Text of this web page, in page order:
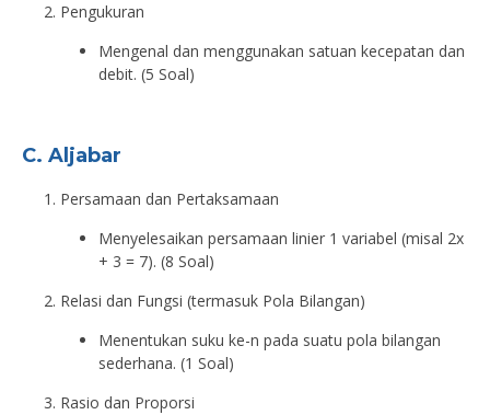
Pengukuran
Mengenal dan menggunakan satuan kecepatan dan
debit. (5 Soal)
C. Aljabar
Persamaan dan Pertaksamaan
Menyelesaikan persamaan linier 1 variabel (misal 2x
+ 3 = 7). (8 Soal)
Relasi dan Fungsi (termasuk Pola Bilangan)
Menentukan suku ke-n pada suatu pola bilangan
sederhana. (1 Soal)
Rasio dan Proporsi